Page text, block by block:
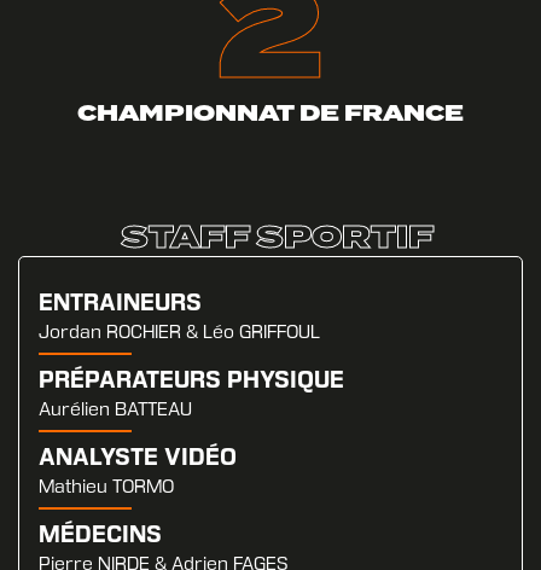
CHAMPIONNAT DE FRANCE
STAFF SPORTIF
ENTRAINEURS
Jordan ROCHIER & Léo GRIFFOUL
PRÉPARATEURS PHYSIQUE
Aurélien BATTEAU
ANALYSTE VIDÉO
Mathieu TORMO
MÉDECINS
Pierre NIRDE & Adrien FAGES